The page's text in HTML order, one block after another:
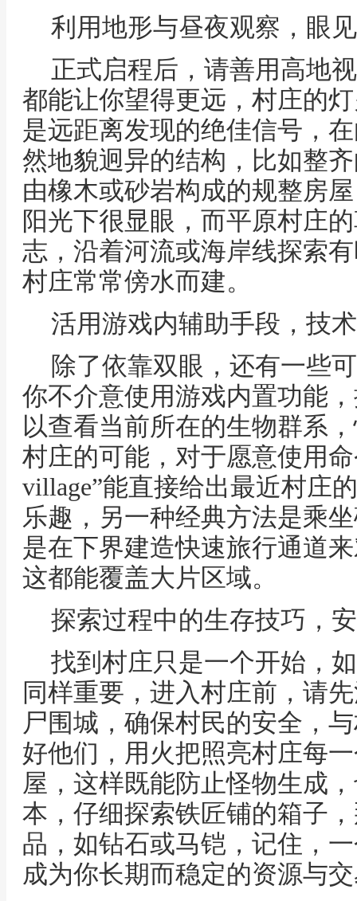
利用地形与昼夜观察，眼
正式启程后，请善用高地
都能让你望得更远，村庄的
是远距离发现的绝佳信号，
然地貌迥异的结构，比如整
由橡木或砂岩构成的规整房
阳光下很显眼，而平原村庄
志，沿着河流或海岸线探索
村庄常常傍水而建。
活用游戏内辅助手段，技
除了依靠双眼，还有一些
你不介意使用游戏内置功能
以查看当前所在的生物群系
村庄的可能，对于愿意使用
village”能直接给出最近村庄
乐趣，另一种经典方法是乘
是在下界建造快速旅行通道
这都能覆盖大片区域。
探索过程中的生存技巧，
找到村庄只是一个开始，
同样重要，进入村庄前，请
尸围城，确保村民的安全，
好他们，用火把照亮村庄每
屋，这样既能防止怪物生成
本，仔细探索铁匠铺的箱子
品，如钻石或马铠，记住，
成为你长期而稳定的资源与